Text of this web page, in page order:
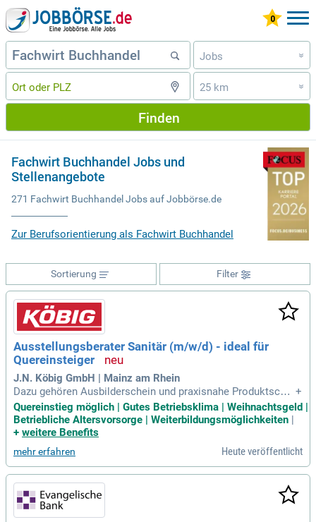
Jobs »
25 km »
Finden
Fachwirt Buchhandel Jobs und
Stellenangebote
271 Fachwirt Buchhandel Jobs auf Jobbörse.de
Zur Berufsorientierung als Fachwirt Buchhandel
Filter
Sortierung
Ausstellungsberater Sanitär (m/w/d) - ideal für
Quereinsteiger
J.N. Köbig GmbH | Mainz am Rhein
Dazu gehören Ausbilderschein und praxisnahe Produktschul
ungen sowie individuelle Fortbildungen, zum Beispiel der Ab
schluss als Handelsfachwirt:in oder Bilanzbuchhalter:in.
+
Quereinstieg möglich | Gutes Betriebsklima | Weihnachtsgeld |
Betriebliche Altersvorsorge | Weiterbildungsmöglichkeiten
+ weitere Benefits
mehr erfahren Heute veröffentlicht